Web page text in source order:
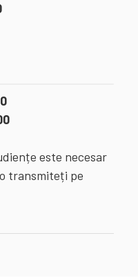
este necesar
transmiteți pe